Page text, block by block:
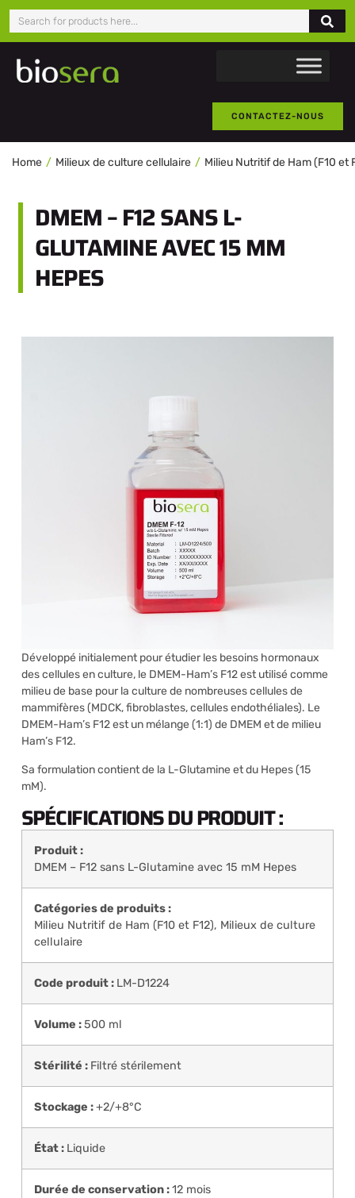
CONTACTEZ-NOUS
Home Milieux de culture cellulaire Milieu Nutritif de Ham (F10 et
DMEM – F12 SANS L-
GLUTAMINE AVEC 15 MM
HEPES
Développé initialement pour étudier les besoins hormonaux
des cellules en culture, le DMEM-Ham’s F12 est utilisé comme
milieu de base pour la culture de nombreuses cellules de
mammifères (MDCK, fibroblastes, cellules endothéliales). Le
DMEM-Ham’s F12 est un mélange (1:1) de DMEM et de milieu
Ham’s F12.
Sa formulation contient de la L-Glutamine et du Hepes (15
mM).
SPÉCIFICATIONS DU PRODUIT :
Produit :
DMEM – F12 sans L-Glutamine avec 15 mM Hepes
Catégories de produits :
Milieu Nutritif de Ham (F10 et F12), Milieux de culture
cellulaire
Code produit : LM-D1224
Volume :500 ml
Stérilité : Filtré stérilement
Stockage :+2/+8°C
État : Liquide
Durée de conservation :12 mois